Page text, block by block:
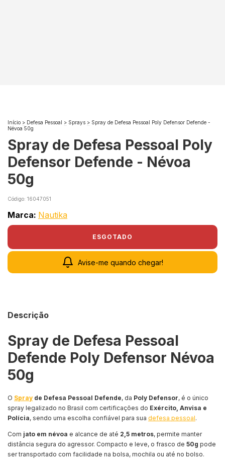
Início > Defesa Pessoal > Sprays > Spray de Defesa Pessoal Poly Defensor Defende -
Névoa 50g
Spray de Defesa Pessoal Poly
Defensor Defende - Névoa
50g
Código: 16047051
Marca: Nautika
Avise-me quando chegar!
Descrição
Spray de Defesa Pessoal
Defende Poly Defensor Névoa
50g
O Spray de Defesa Pessoal Defende, da Poly Defensor, é o único
spray legalizado no Brasil com certificações do Exército, Anvisa e
Polícia, sendo uma escolha confiável para sua defesa pessoal.
Com jato em névoa e alcance de até 2,5 metros, permite manter
distância segura do agressor. Compacto e leve, o frasco de 50g pode
ser transportado com facilidade na bolsa, mochila ou até no bolso.